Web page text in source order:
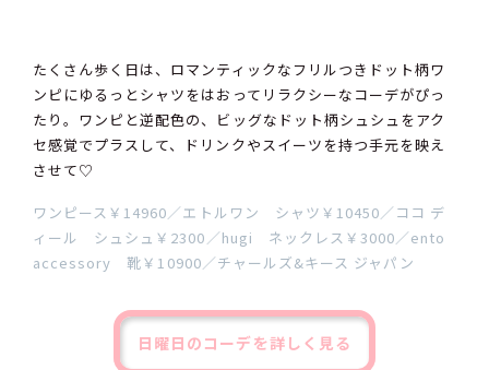
たくさん歩く日は、ロマンティックなフリルつきドット柄ワ
ンピにゆるっとシャツをはおってリラクシーなコーデがぴっ
たり。ワンピと逆配色の、ビッグなドット柄シュシュをアク
セ感覚でプラスして、ドリンクやスイーツを持つ手元を映え
させて♡
ワンピース￥14960／エトルワン シャツ￥10450／ココ デ
ィール シュシュ￥2300／hugi ネックレス￥3000／ento
accessory 靴￥10900／チャールズ&キース ジャパン
日曜日のコーデを詳しく見る